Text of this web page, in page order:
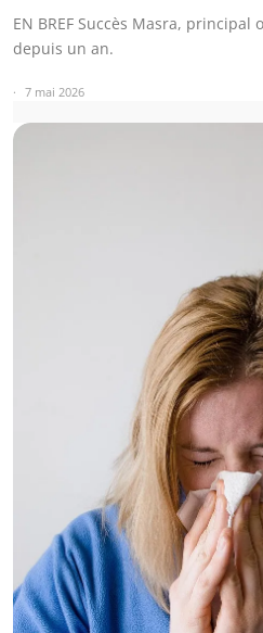
EN BREF Succès Masra,
depuis un an.
7 mai 2026